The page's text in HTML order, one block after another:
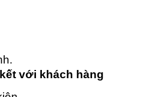
với khách hàng